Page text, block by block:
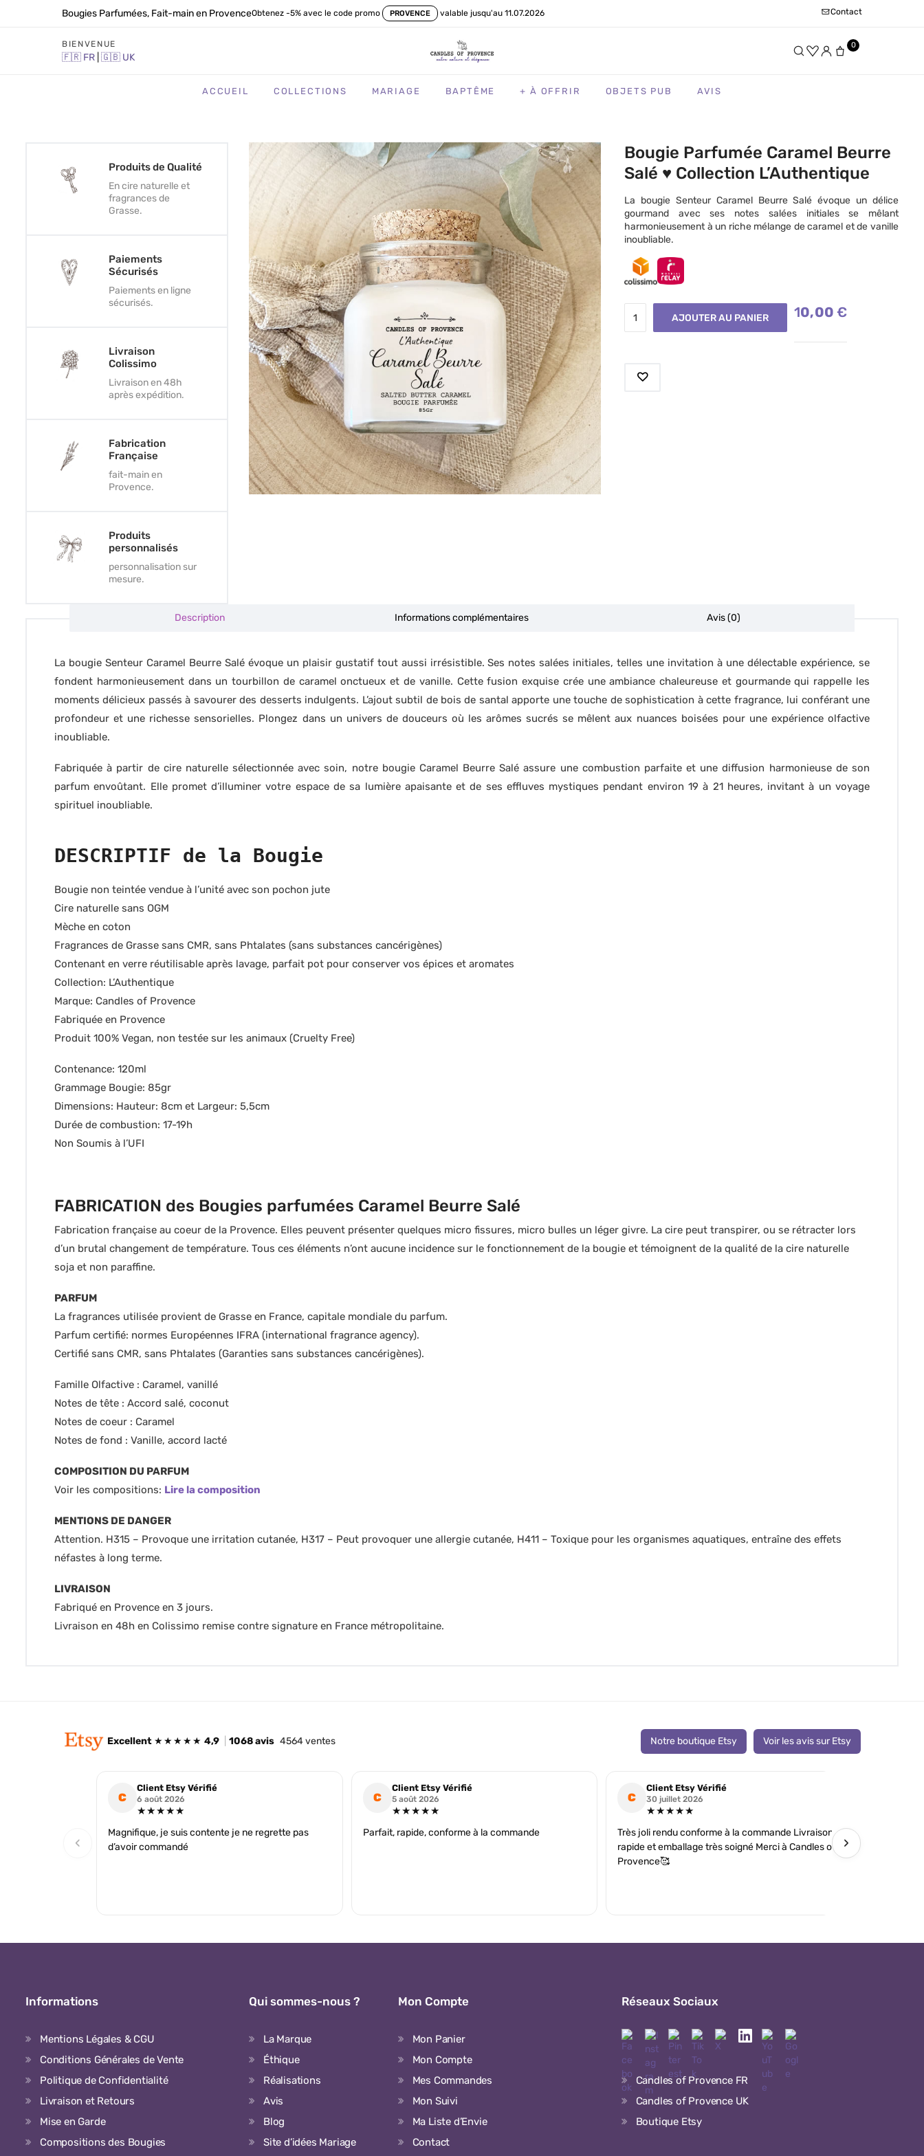
Bougies Parfumées, Fait-main en ProvenceObtenez -5% avec le code promo PROVENCE valable jusqu'au 11.07.2026 Contact
BIENVENUE
🇫🇷 FR 🇬🇧 UK
0
ACCUEIL COLLECTIONS MARIAGE BAPTÊME + À OFFRIR OBJETS PUB AVIS
Produits de Qualité
En cire naturelle et
fragrances de
Grasse.
Paiements
Sécurisés
Paiements en ligne
sécurisés.
Livraison
Colissimo
Livraison en 48h
après expédition.
Fabrication
Française
fait-main en
Provence.
Produits
personnalisés
personnalisation sur
mesure.
Bougie Parfumée Caramel Beurre
Salé ♥ Collection L’Authentique
La bougie Senteur Caramel Beurre Salé évoque un délice
gourmand avec ses notes salées initiales se mêlant
harmonieusement à un riche mélange de caramel et de vanille
inoubliable.
10,00€
AJOUTER AU PANIER
Description Informations complémentaires Avis (0)
La bougie Senteur Caramel Beurre Salé évoque un plaisir gustatif tout aussi irrésistible. Ses notes salées initiales, telles une invitation à une délectable expérience, se
fondent harmonieusement dans un tourbillon de caramel onctueux et de vanille. Cette fusion exquise crée une ambiance chaleureuse et gourmande qui rappelle les
moments délicieux passés à savourer des desserts indulgents. L’ajout subtil de bois de santal apporte une touche de sophistication à cette fragrance, lui conférant une
profondeur et une richesse sensorielles. Plongez dans un univers de douceurs où les arômes sucrés se mêlent aux nuances boisées pour une expérience olfactive
inoubliable.
Fabriquée à partir de cire naturelle sélectionnée avec soin, notre bougie Caramel Beurre Salé assure une combustion parfaite et une diffusion harmonieuse de son
parfum envoûtant. Elle promet d’illuminer votre espace de sa lumière apaisante et de ses effluves mystiques pendant environ 19 à 21 heures, invitant à un voyage
spirituel inoubliable.
DESCRIPTIF de la Bougie
Bougie non teintée vendue à l’unité avec son pochon jute
Cire naturelle sans OGM
Mèche en coton
Fragrances de Grasse sans CMR, sans Phtalates (sans substances cancérigènes)
Contenant en verre réutilisable après lavage, parfait pot pour conserver vos épices et aromates
Collection: L’Authentique
Marque: Candles of Provence
Fabriquée en Provence
Produit 100% Vegan, non testée sur les animaux (Cruelty Free)
Contenance: 120ml
Grammage Bougie: 85gr
Dimensions: Hauteur: 8cm et Largeur: 5,5cm
Durée de combustion: 17-19h
Non Soumis à l’UFI
FABRICATION des Bougies parfumées Caramel Beurre Salé
Fabrication française au coeur de la Provence. Elles peuvent présenter quelques micro fissures, micro bulles un léger givre. La cire peut transpirer, ou se rétracter lors
d’un brutal changement de température. Tous ces éléments n’ont aucune incidence sur le fonctionnement de la bougie et témoignent de la qualité de la cire naturelle
soja et non paraffine.
PARFUM
La fragrances utilisée provient de Grasse en France, capitale mondiale du parfum.
Parfum certifié: normes Européennes IFRA (international fragrance agency).
Certifié sans CMR, sans Phtalates (Garanties sans substances cancérigènes).
Famille Olfactive : Caramel, vanillé
Notes de tête : Accord salé, coconut
Notes de coeur : Caramel
Notes de fond : Vanille, accord lacté
COMPOSITION DU PARFUM
Voir les compositions: Lire la composition
MENTIONS DE DANGER
Attention. H315 – Provoque une irritation cutanée, H317 – Peut provoquer une allergie cutanée, H411 – Toxique pour les organismes aquatiques, entraîne des effets
néfastes à long terme.
LIVRAISON
Fabriqué en Provence en 3 jours.
Livraison en 48h en Colissimo remise contre signature en France métropolitaine.
Excellent ★★★★★ 4,9 1068 avis 4564 ventes Notre boutique Etsy Voir les avis sur Etsy
‹
C
Client Etsy Vérifié
6 août 2026
★★★★★
Magnifique, je suis contente je ne regrette pas
d’avoir commandé
C
Client Etsy Vérifié
5 août 2026
★★★★★
Parfait, rapide, conforme à la commande
C
Client Etsy Vérifié
30 juillet 2026
★★★★★
Très joli rendu conforme à la commande Livraison
rapide et emballage très soigné Merci à Candles of
Provence🥰
›
Informations
Mentions Légales & CGU
Conditions Générales de Vente
Politique de Confidentialité
Livraison et Retours
Mise en Garde
Compositions des Bougies
Qui sommes-nous ?
La Marque
Éthique
Réalisations
Avis
Blog
Site d’idées Mariage
Mon Compte
Mon Panier
Mon Compte
Mes Commandes
Mon Suivi
Ma Liste d’Envie
Contact
Réseaux Sociaux
Candles of Provence FR
Candles of Provence UK
Boutique Etsy